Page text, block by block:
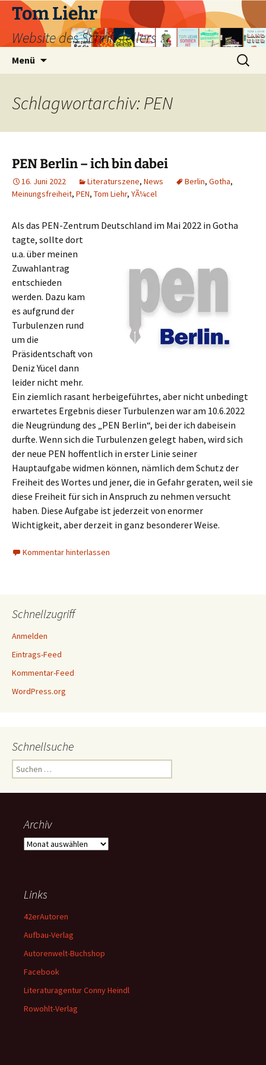
Zum
Inhalt
springen
Tom Liehr
Website des Schriftstellers
Menü
Suchen
nach:
Schlagwortarchiv: PEN
PEN Berlin – ich bin dabei
16. Juni 2022 Literaturszene, News Berlin, Gotha,
Meinungsfreiheit, PEN, Tom Liehr, YÃ¼cel
Als das PEN-Zentrum Deutschland im Mai 2022 in Gotha
tagte, sollte dort
u.a. über meinen
Zuwahlantrag
entschieden
werden. Dazu kam
es aufgrund der
Turbulenzen rund
um die
Präsidentschaft von
Deniz Yücel dann
leider nicht mehr.
Ein ziemlich rasant herbeigeführtes, aber nicht unbedingt
erwartetes Ergebnis dieser Turbulenzen war am 10.6.2022
die Neugründung des „PEN Berlin“, bei der ich dabeisein
durfte. Wenn sich die Turbulenzen gelegt haben, wird sich
der neue PEN hoffentlich in erster Linie seiner
Hauptaufgabe widmen können, nämlich dem Schutz der
Freiheit des Wortes und jener, die in Gefahr geraten, weil sie
diese Freiheit für sich in Anspruch zu nehmen versucht
haben. Diese Aufgabe ist jederzeit von enormer
Wichtigkeit, aber derzeit in ganz besonderer Weise.
Kommentar hinterlassen
Schnellzugriff
Anmelden
Eintrags-Feed
Kommentar-Feed
WordPress.org
Schnellsuche
Suchen
nach:
Archiv
Archiv
Links
42erAutoren
Aufbau-Verlag
Autorenwelt-Buchshop
Facebook
Literaturagentur Conny Heindl
Rowohlt-Verlag